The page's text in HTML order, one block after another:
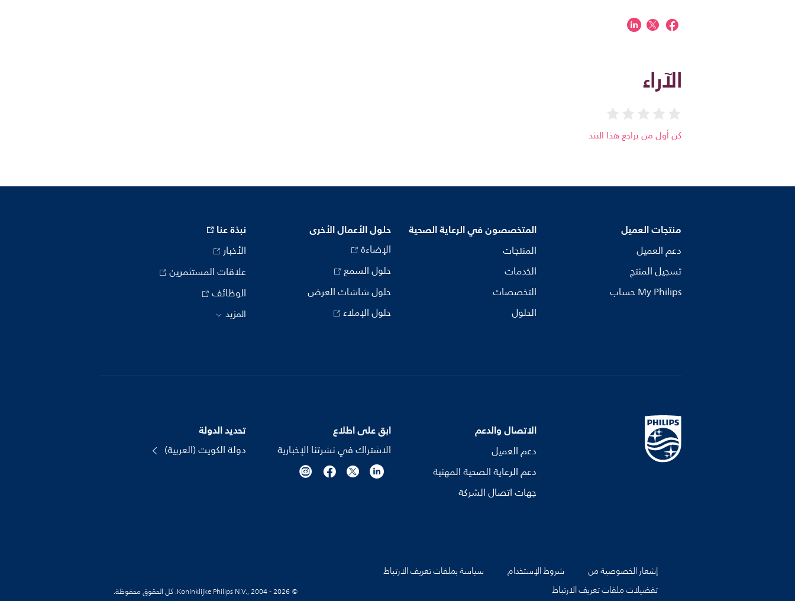
الآراء
كن أول من يراجع هذا البند
منتجات العميل
دعم العميل
تسجيل المنتج
My Philips حساب
المتخصصون في الرعاية الصحية
المنتجات
الخدمات
التخصصات
الحلول
حلول الأعمال الأخرى
الإضاءة
حلول السمع
حلول شاشات العرض
حلول الإملاء
نبذة عنا
الأخبار
علاقات المستثمرين
الوظائف
المزيد
الاتصال والدعم
دعم العميل
دعم الرعاية الصحية المهنية
جهات اتصال الشركة
ابق على اطلاع
الاشتراك في نشرتنا الإخبارية
تحديد الدولة
دولة الكويت (العربية)
إشعار الخصوصية من شروط الإستخدام
سياسة بملفات تعريف الارتباط
تفضيلات ملفات تعريف الارتباط
© Koninklijke Philips N.V., 2004 - 2026. كل الحقوق محفوظة.